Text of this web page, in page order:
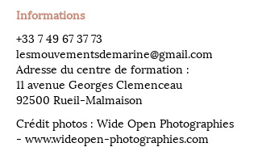
Informations
​+33 7 49 67 37 73
lesmouvementsdemarine@gmail.com
Adresse du centre de formation :
11 avenue Georges Clemenceau
92500 Rueil-Malmaison
Crédit photos : Wide Open Photographies
- www.wideopen-photographies.com